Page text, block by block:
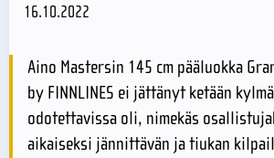
16.10.2022
Aino Mastersin 145 cm pääluokka
by FINNLINES ei jättänyt ketään
odotettavissa oli, nimekäs
aikaiseksi jännittävän ja tiukan